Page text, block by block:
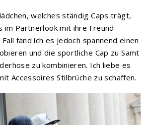
welches ständig Caps trägt,
im Partnerlook mit ihre Freund
fand ich es jedoch spannend einen
und die sportliche Cap zu Samt
zu kombinieren. Ich liebe es
Accessoires Stilbrüche zu schaffen.